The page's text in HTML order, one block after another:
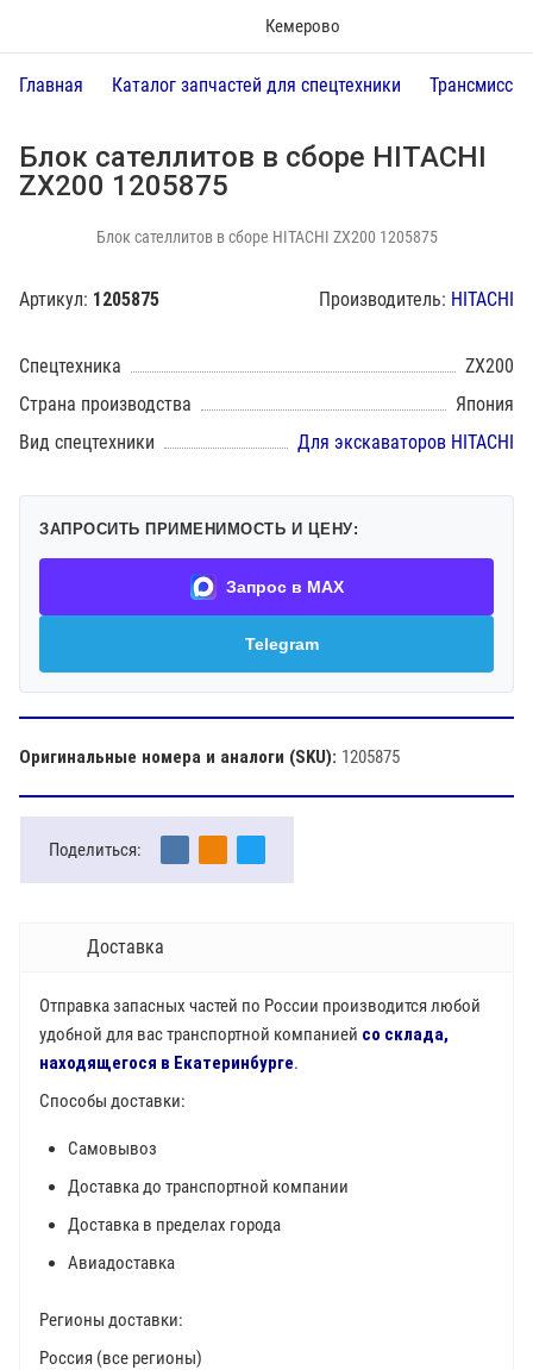
Кемерово
Главная Каталог запчастей для спецтехники Трансмиссия
Блок сателлитов в сборе HITACHI
ZX200 1205875
Блок сателлитов в сборе HITACHI ZX200 1205875
Артикул: 1205875 Производитель: HITACHI
Спецтехника
ZX200
Страна производства
Япония
Вид спецтехники
Для экскаваторов HITACHI
ЗАПРОСИТЬ ПРИМЕНИМОСТЬ И ЦЕНУ:
Запрос в MAX
Telegram
Оригинальные номера и аналоги (SKU): 1205875
Поделиться:
Доставка
Отправка запасных частей по России производится любой
удобной для вас транспортной компанией со склада,
находящегося в Екатеринбурге.
Способы доставки:
Самовывоз
Доставка до транспортной компании
Доставка в пределах города
Авиадоставка
Регионы доставки:
Россия (все регионы)